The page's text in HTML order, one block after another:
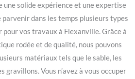
une solide expérience et une expertise
parvenir dans les temps plusieurs types
vos travaux à Flexanville. Grâce à
rodée et de qualité, nous pouvons
matériaux tels que le sable, les
gravillons. Vous n’avez à vous occuper